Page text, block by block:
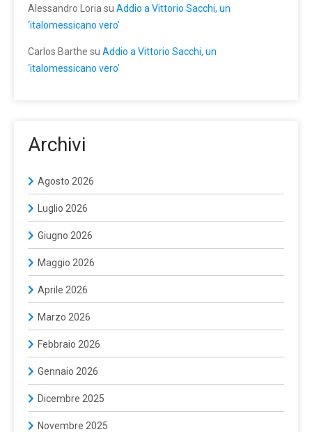
Alessandro Loria su Addio a Vittorio Sacchi, un
‘italomessicano vero’
Carlos Barthe su Addio a Vittorio Sacchi, un
‘italomessicano vero’
Archivi
Agosto 2026
Luglio 2026
Giugno 2026
Maggio 2026
Aprile 2026
Marzo 2026
Febbraio 2026
Gennaio 2026
Dicembre 2025
Novembre 2025